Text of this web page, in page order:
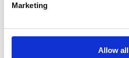
Marketing
Allow all